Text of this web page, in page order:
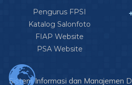
Pengurus FPSI
Katalog Salonfoto
FIAP Website
PSA Website
Sistem Informasi dan Manajemen